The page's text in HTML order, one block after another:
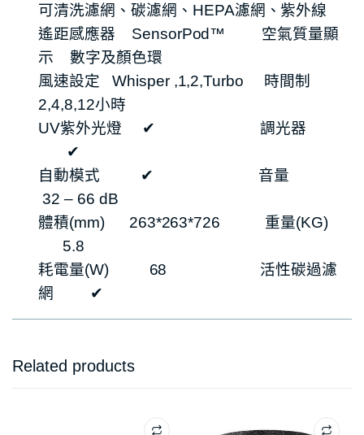
可清洗濾網、碳濾網、HEPA濾網、紫外線
遙距感應器 SensorPod™ 空氣質量顯
示 數字及顏色環
風速設定 Whisper ,1,2,Turbo 時間制
2,4,8,12小時
UV紫外光燈 ✔ 調光器
✔
自動模式 ✔ 音量
32 – 66 dB
體積(mm) 263*263*726 重量(KG)
5.8
耗電量(W) 68 活性碳過濾
網 ✔
Related products